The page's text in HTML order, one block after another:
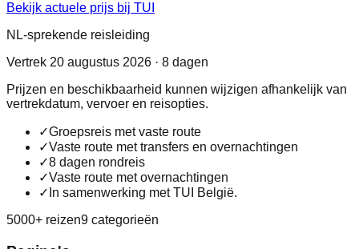
Bekijk actuele prijs bij TUI
NL-sprekende reisleiding
Vertrek 20 augustus 2026 · 8 dagen
Prijzen en beschikbaarheid kunnen wijzigen afhankelijk van
vertrekdatum, vervoer en reisopties.
✓Groepsreis met vaste route
✓Vaste route met transfers en overnachtingen
✓8 dagen rondreis
✓Vaste route met overnachtingen
✓ In samenwerking met TUI België.
5000+ reizen9 categorieën